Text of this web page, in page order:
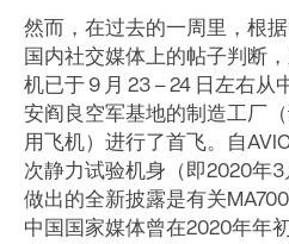
然而，在过去的一周里，根
国内社交媒体上的帖子判断
机已于 9 月 23 – 24 日左右从
安阎良空军基地的制造工厂
用飞机）进行了首飞。自
次静力试验机身（即2020年3
做出的全新披露是有关
中国国家媒体曾在2020年年